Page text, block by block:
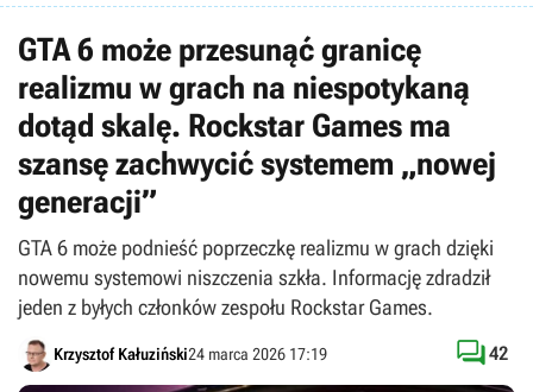
GTA 6 może przesunąć granicę
realizmu w grach na niespotykaną
dotąd skalę. Rockstar Games ma
szansę zachwycić systemem „nowej
generacji”
GTA 6 może podnieść poprzeczkę realizmu w grach dzięki
nowemu systemowi niszczenia szkła. Informację zdradził
jeden z byłych członków zespołu Rockstar Games.
Krzysztof Kałuziński24 marca 2026 17:19 42